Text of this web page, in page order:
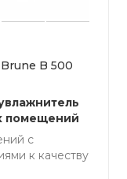
B 500
помещений
с
к качеству